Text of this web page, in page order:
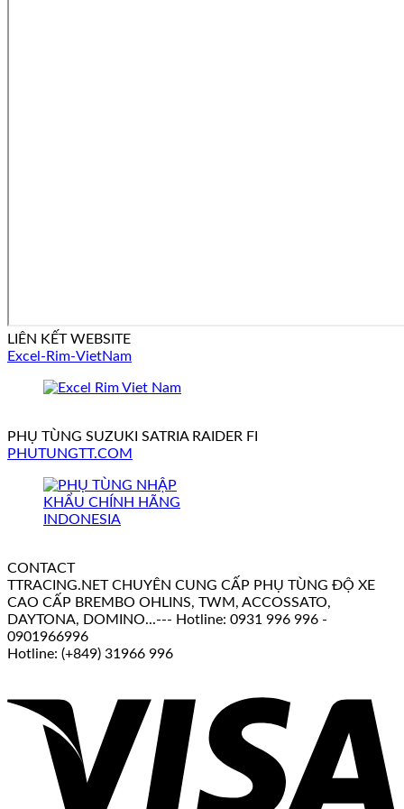
LIÊN KẾT WEBSITE
Excel-Rim-VietNam
PHỤ TÙNG SUZUKI SATRIA RAIDER FI
PHUTUNGTT.COM
CONTACT
TTRACING.NET CHUYÊN CUNG CẤP PHỤ TÙNG ĐỘ XE
CAO CẤP BREMBO OHLINS, TWM, ACCOSSATO,
DAYTONA, DOMINO...--- Hotline: 0931 996 996 -
0901966996
Hotline: (+849) 31966 996